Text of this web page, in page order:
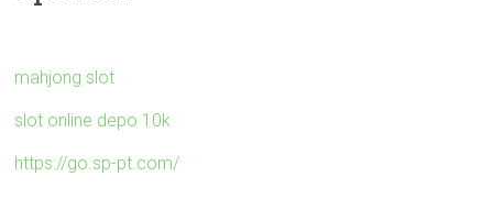
mahjong slot
slot online depo 10k
https://go.sp-pt.com/